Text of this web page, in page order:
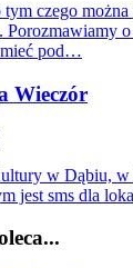
czego można
mieć pod…
Wieczór
w Dąbiu,
jest sms dla